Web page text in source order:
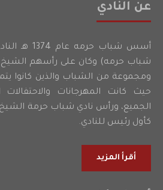
عن النادي
أسس شباب
شباب حرمه) وكان على رأسهم الشيخ
ومجموعة من الشباب والذين كانوا
حيث كانت المهرجانات
الجميع، ورأس نادي شباب حرمة الشيخ
كأول رئيس للنادي.
أقرأ المزيد